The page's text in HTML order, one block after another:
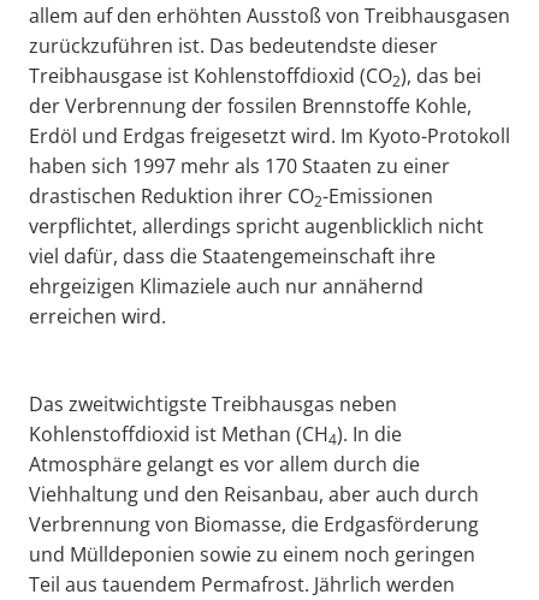
allem auf den erhöhten Ausstoß von Treibhausgasen
zurückzuführen ist. Das bedeutendste dieser
Treibhausgase ist Kohlenstoffdioxid (CO2), das bei
der Verbrennung der fossilen Brennstoffe Kohle,
Erdöl und Erdgas freigesetzt wird. Im Kyoto-Protokoll
haben sich 1997 mehr als 170 Staaten zu einer
drastischen Reduktion ihrer CO2-Emissionen
verpflichtet, allerdings spricht augenblicklich nicht
viel dafür, dass die Staatengemeinschaft ihre
ehrgeizigen Klimaziele auch nur annähernd
erreichen wird.
Das zweitwichtigste Treibhausgas neben
Kohlenstoffdioxid ist Methan (CH4). In die
Atmosphäre gelangt es vor allem durch die
Viehhaltung und den Reisanbau, aber auch durch
Verbrennung von Biomasse, die Erdgasförderung
und Mülldeponien sowie zu einem noch geringen
Teil aus tauendem Permafrost. Jährlich werden